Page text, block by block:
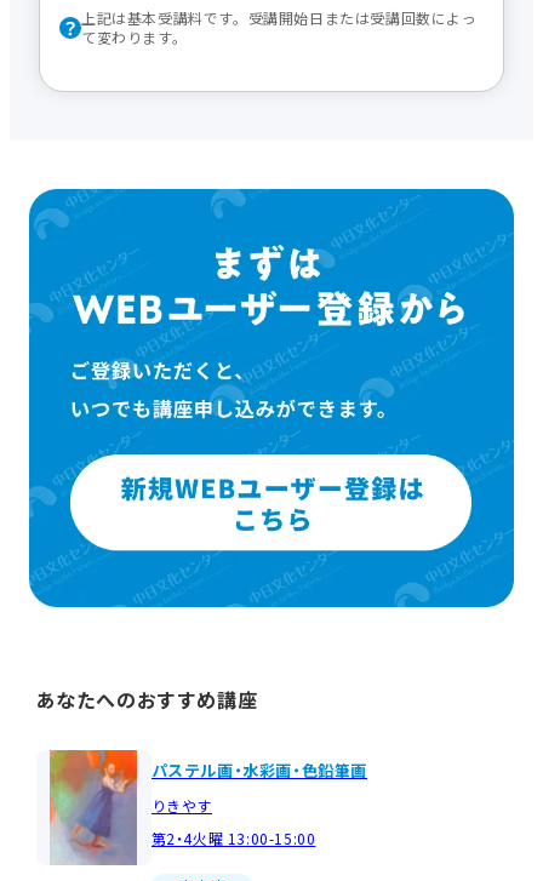
上記は基本受講料です。受講開始日または受講回数によっ
て変わります。
あなたへのおすすめ講座
パステル画・水彩画・色鉛筆画
りきやす
第2・4火曜 13:00-15:00